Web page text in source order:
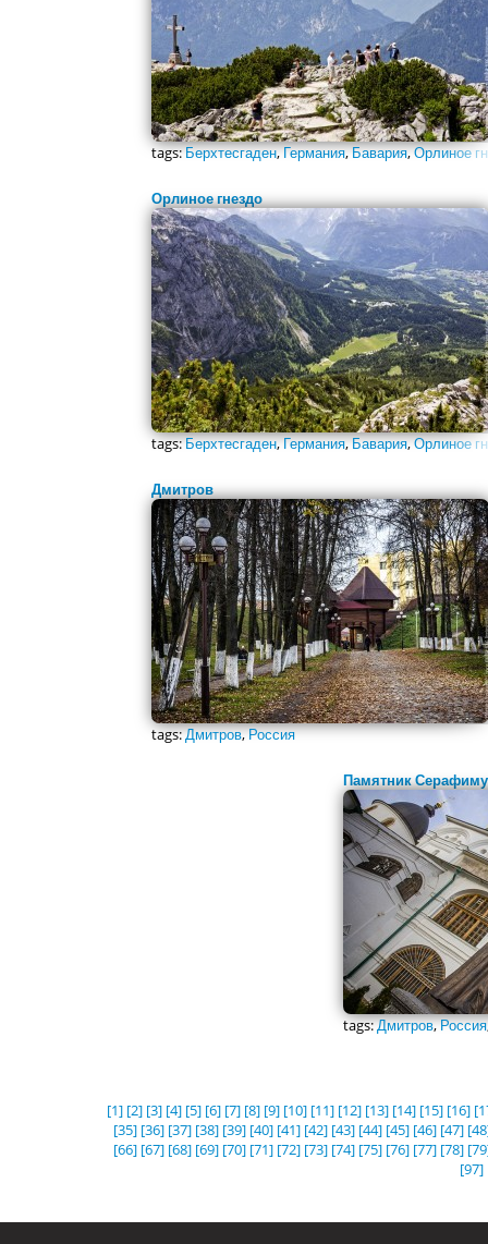
tags:Берхтесгаден,Германия,Бавария,Орлиное
Орлиное гнездо
tags:Берхтесгаден,Германия,Бавария,Орлиное
Дмитров
tags:Дмитров,Россия
Памятник Серафиму
tags:Дмитров,Россия
[1] [2] [3] [4] [5] [6] [7] [8] [9] [10] [11] [12] [13] [14] [15] [16]
[35] [36] [37] [38] [39] [40] [41] [42] [43] [44] [45] [46] [47]
[66] [67] [68] [69] [70] [71] [72] [73] [74] [75] [76] [77] [78]
[97]